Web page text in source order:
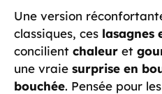
Une version
classiques, ces lasagnes
concilient chaleur et
une vraie surprise en
bouchée. Pensée pour